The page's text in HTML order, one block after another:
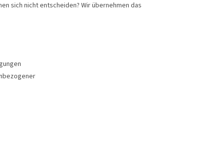
sich nicht entscheiden? Wir übernehmen das